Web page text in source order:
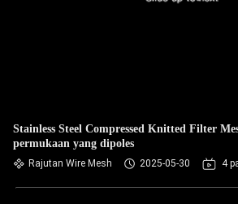
Stainless Steel Compressed Knitted Filter
permukaan yang dipoles
Rajutan Wire Mesh 2025-05-30 4